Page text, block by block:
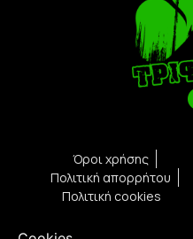
Όροι χρήσης
Πολιτική απορρήτου
Πολιτική cookies